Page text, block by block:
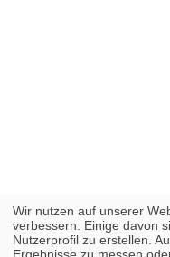
Wir nutzen auf unserer
verbessern. Einige davon
Nutzerprofil zu erstellen.